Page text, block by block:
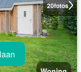
20fotos